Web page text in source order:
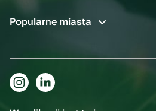
Popularne miasta